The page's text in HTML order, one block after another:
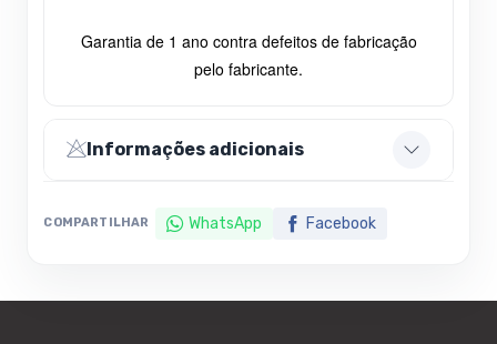
Garantia de 1 ano contra defeitos de fabricação
pelo fabricante.
Informações adicionais
COMPARTILHAR WhatsApp Facebook